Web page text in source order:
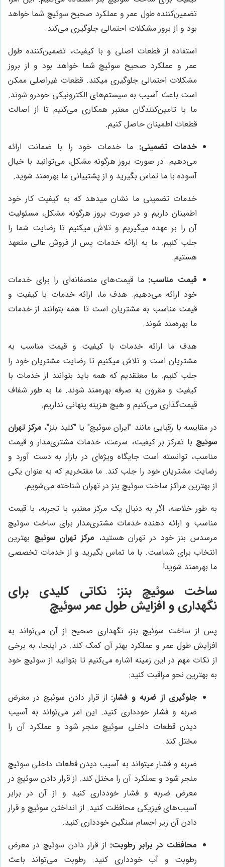
تضمین‌کننده طول عمر و عملکرد صحیح سوئیچ شما خواهد
بود و از بروز مشکلات احتمالی جلوگیری می‌کند.
استفاده از قطعات اصلی و با کیفیت، تضمین‌کننده طول
عمر و عملکرد صحیح سوئیچ شما خواهد بود و از بروز
مشکلات احتمالی جلوگیری میکند. قطعات غیراصلی ممکن
است باعث آسیب به سیستم‌های الکترونیکی خودرو شوند.
ما با تامین‌کنندگان معتبر همکاری می‌کنیم تا از اصالت
قطعات اطمینان حاصل کنیم.
خدمات تضمینی: ما خدمات خود را با ضمانت ارائه
می‌دهیم. در صورت بروز هرگونه مشکل، می‌توانید با خیال
آسوده با ما تماس بگیرید و از پشتیبانی ما بهره‌مند شوید.
خدمات تضمینی ما نشان میدهد که به کیفیت کار خود
اطمینان داریم و در صورت بروز هرگونه مشکل، مسئولیت
آن را بر عهده میگیریم و تلاش میکنیم تا رضایت شما را
جلب کنیم. ما به ارائه خدمات پس از فروش عالی متعهد
هستیم.
قیمت مناسب: ما قیمت‌های منصفانه‌ای را برای خدمات
خود ارائه می‌دهیم. هدف ما، ارائه خدمات با کیفیت و
قیمت مناسب به مشتریان است تا همه بتوانند از خدمات
ما بهره‌مند شوند.
هدف ما ارائه خدمات با کیفیت و قیمت مناسب به
مشتریان است و تلاش میکنیم تا رضایت مشتریان خود را
جلب کنیم. ما معتقدیم که همه باید بتوانند از خدمات با
کیفیت و مقرون به صرفه بهره‌مند شوند. ما به طور شفاف
قیمت‌گذاری می‌کنیم و هیچ هزینه پنهانی نداریم.
در مقایسه با رقبایی مانند "ایران سوئیچ" یا "کلید بنز"، مرکز تهران
سوئیچ با تمرکز بر کیفیت، سرعت، خدمات مشتری‌مدار و قیمت
مناسب، توانسته است جایگاه ویژه‌ای در بازار به دست آورد و
رضایت مشتریان خود را جلب کند. ما مفتخریم که به عنوان یکی
از بهترین مراکز ساخت سوئیچ بنز در تهران شناخته می‌شویم.
به طور خلاصه، اگر به دنبال یک مرکز معتبر، با تجربه، با قیمت
مناسب و ارائه دهنده خدمات مشتری‌مدار برای ساخت سوئیچ
مرسدس بنز خود در تهران هستید، مرکز تهران سوئیچ بهترین
انتخاب برای شماست. با ما تماس بگیرید و از خدمات تخصصی
ما بهره‌مند شوید!
ساخت سوئیچ بنز: نکاتی کلیدی برای
نگهداری و افزایش طول عمر سوئیچ
پس از ساخت سوئیچ بنز، نگهداری صحیح از آن می‌تواند به
افزایش طول عمر و عملکرد بهتر آن کمک کند. در اینجا، به برخی
از نکات مهم در این زمینه اشاره می‌کنیم تا بتوانید از سوئیچ خود
به بهترین نحو مراقبت کنید:
جلوگیری از ضربه و فشار: از قرار دادن سوئیچ در معرض
ضربه و فشار خودداری کنید. این امر می‌تواند به آسیب
دیدن قطعات داخلی سوئیچ منجر شود و عملکرد آن را
مختل کند.
ضربه و فشار میتواند به آسیب دیدن قطعات داخلی سوئیچ
منجر شود و عملکرد آن را مختل کند. از قرار دادن سوئیچ در
معرض ضربه و فشار خودداری کنید و از آن در برابر
آسیب‌های فیزیکی محافظت کنید. از انداختن سوئیچ و قرار
دادن آن زیر اجسام سنگین خودداری کنید.
محافظت در برابر رطوبت: از قرار دادن سوئیچ در معرض
رطوبت و آب خودداری کنید. رطوبت می‌تواند باعث